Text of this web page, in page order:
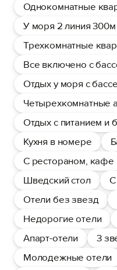
Однокомнатные
У моря 2 линия 300м
Трехкомнатные
Все включено с
Отдых у моря с
Четырехкомнатные
Отдых с питанием и
Кухня в номере
С рестораном, кафе
Шведский стол
Отели без звезд
Недорогие отели
Апарт-отели
3
Молодежные отели